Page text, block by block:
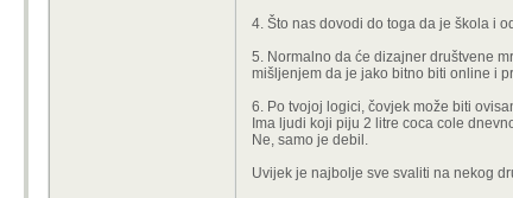
4. Što nas dovodi do toga da je škola i
5. Normalno da će dizajner društvene
mišljenjem da je jako bitno biti online i
6. Po tvojoj logici, čovjek može biti
Ima ljudi koji piju 2 litre coca cole
Ne, samo je debil.
Uvijek je najbolje sve svaliti na nekog